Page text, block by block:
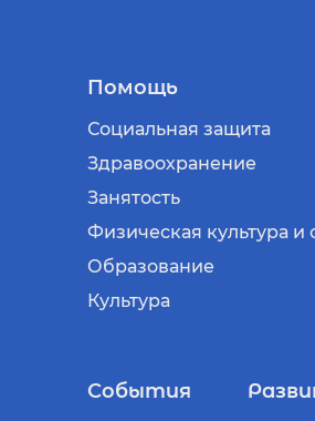
Помощь
Социальная защита
Здравоохранение
Занятость
Физическая культура и
Образование
Культура
События